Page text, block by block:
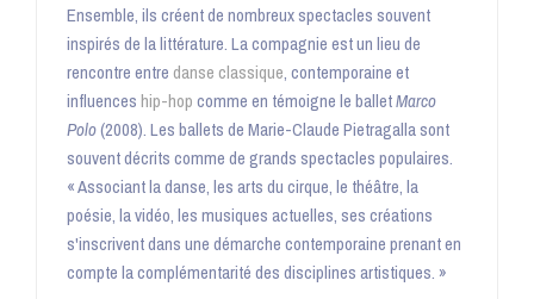
Ensemble, ils créent de nombreux spectacles souvent
inspirés de la littérature. La compagnie est un lieu de
rencontre entre danse classique, contemporaine et
influences hip-hopcomme en témoigne le balletMarco
Polo(2008). Les ballets de Marie-Claude Pietragalla sont
souvent décrits comme de grands spectacles populaires.
« Associant la danse, les arts du cirque, le théâtre, la
poésie, la vidéo, les musiques actuelles, ses créations
s'inscrivent dans une démarche contemporaine prenant en
compte la complémentarité des disciplines artistiques. »